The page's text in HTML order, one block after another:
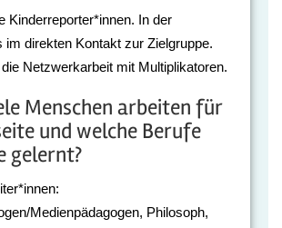
Kinderreporter*innen. In der
im direkten Kontakt zur Zielgruppe.
die Netzwerkarbeit mit Multiplikatoren.
Menschen arbeiten für
und welche Berufe
gelernt?
Medienpädagogen, Philosoph,